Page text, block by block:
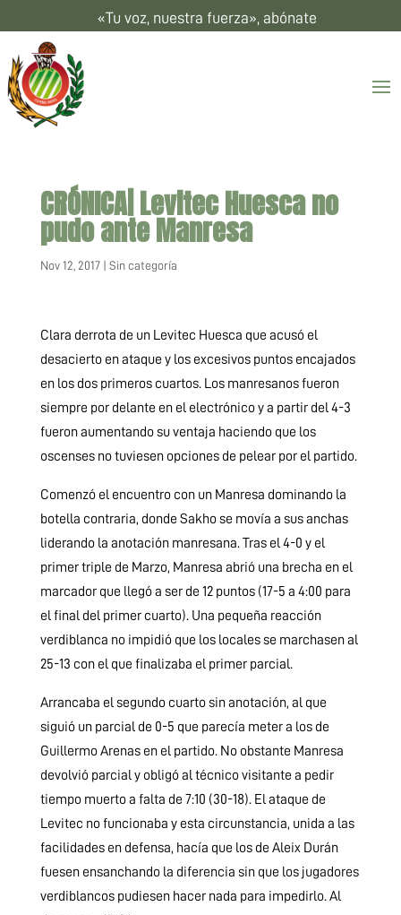
«Tu voz, nuestra fuerza», abónate
CRÓNICA| Levitec Huesca no
pudo ante Manresa
Nov 12, 2017| Sin categoría
Clara derrota de un Levitec Huesca que acusó el
desacierto en ataque y los excesivos puntos encajados
en los dos primeros cuartos. Los manresanos fueron
siempre por delante en el electrónico y a partir del 4-3
fueron aumentando su ventaja haciendo que los
oscenses no tuviesen opciones de pelear por el partido.
Comenzó el encuentro con un Manresa dominando la
botella contraria, donde Sakho se movía a sus anchas
liderando la anotación manresana. Tras el 4-0 y el
primer triple de Marzo, Manresa abrió una brecha en el
marcador que llegó a ser de 12 puntos (17-5 a 4:00 para
el final del primer cuarto). Una pequeña reacción
verdiblanca no impidió que los locales se marchasen al
25-13 con el que finalizaba el primer parcial.
Arrancaba el segundo cuarto sin anotación, al que
siguió un parcial de 0-5 que parecía meter a los de
Guillermo Arenas en el partido. No obstante Manresa
devolvió parcial y obligó al técnico visitante a pedir
tiempo muerto a falta de 7:10 (30-18). El ataque de
Levitec no funcionaba y esta circunstancia, unida a las
facilidades en defensa, hacía que los de Aleix Durán
fuesen ensanchando la diferencia sin que los jugadores
verdiblancos pudiesen hacer nada para impedirlo. Al